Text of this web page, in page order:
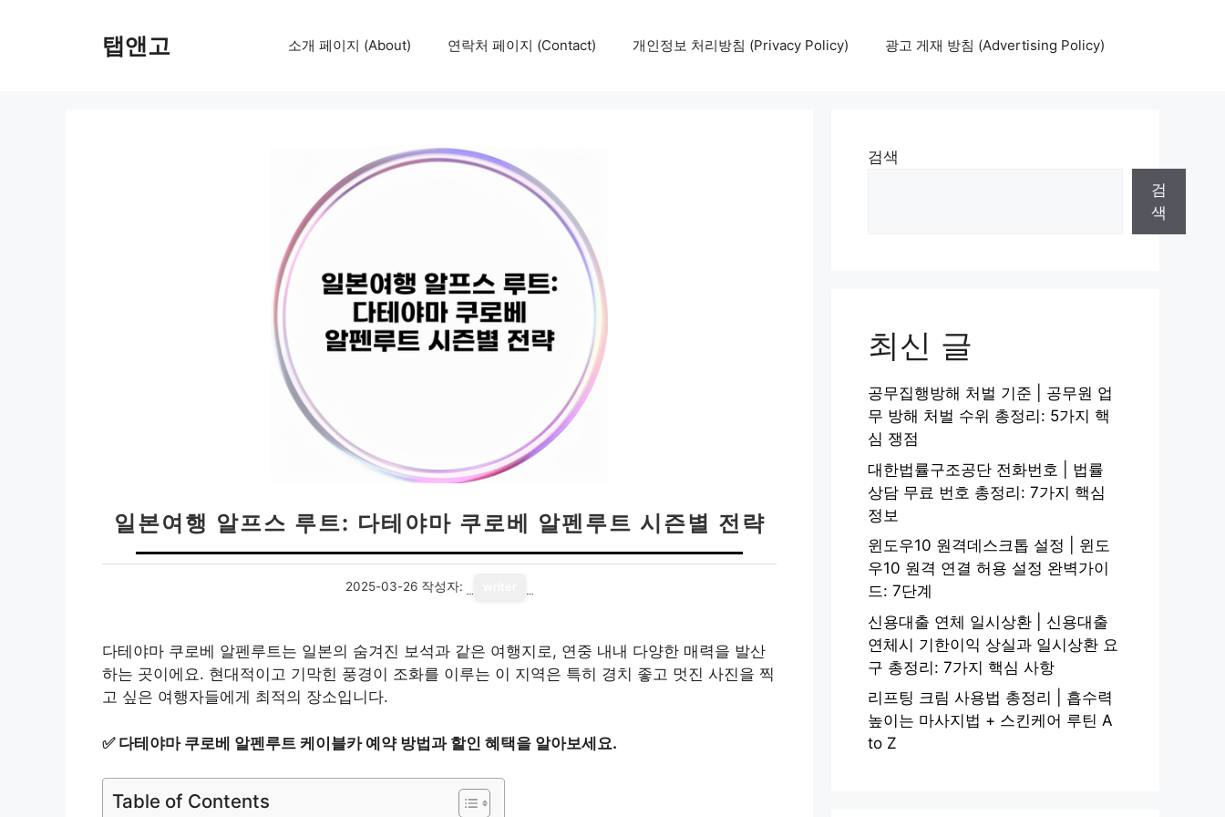
탭앤고 소개 페이지 (About) 연락처 페이지 (Contact) 개인정보 처리방침 (Privacy Policy) 광고 게재 방침 (Advertising Policy)
일본여행 알프스 루트: 다테야마 쿠로베 알펜루트 시즌별 전략
2025-03-26 작성자:
다테야마 쿠로베 알펜루트는 일본의 숨겨진 보석과 같은 여행지로, 연중 내내 다양한 매력을 발산
하는 곳이에요. 현대적이고 기막힌 풍경이 조화를 이루는 이 지역은 특히 경치 좋고 멋진 사진을 찍
고 싶은 여행자들에게 최적의 장소입니다.
✅ 다테야마 쿠로베 알펜루트 케이블카 예약 방법과 할인 혜택을 알아보세요.
Table of Contents
검색
검
색
최신 글
공무집행방해 처벌 기준 | 공무원 업
무 방해 처벌 수위 총정리: 5가지 핵
심 쟁점
대한법률구조공단 전화번호 | 법률
상담 무료 번호 총정리: 7가지 핵심
정보
윈도우10 원격데스크톱 설정 | 윈도
우10 원격 연결 허용 설정 완벽가이
드: 7단계
신용대출 연체 일시상환 | 신용대출
연체시 기한이익 상실과 일시상환 요
구 총정리: 7가지 핵심 사항
리프팅 크림 사용법 총정리 | 흡수력
높이는 마사지법 + 스킨케어 루틴 A
to Z